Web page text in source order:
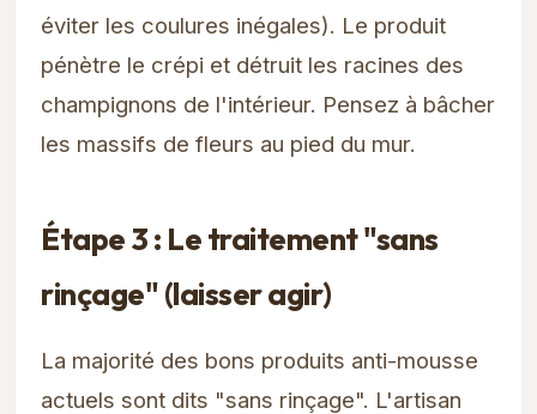
éviter les coulures inégales). Le produit
pénètre le crépi et détruit les racines des
champignons de l'intérieur. Pensez à bâcher
les massifs de fleurs au pied du mur.
Étape 3 : Le traitement "sans
rinçage" (laisser agir)
La majorité des bons produits anti-mousse
actuels sont dits "sans rinçage". L'artisan